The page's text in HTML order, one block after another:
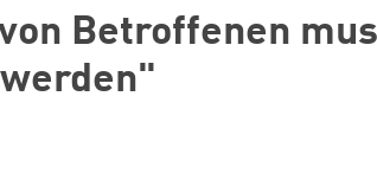
Betroffenen